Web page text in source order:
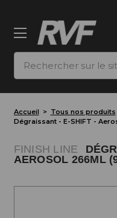
Accueil Tous nos produits
Dégraissant - E-SHIFT -
FINISH LINE
AEROSOL 266ML